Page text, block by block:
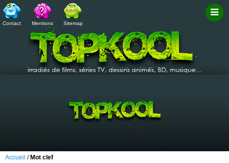
Contact Mentions Sitemap
Accueil / Mot clef